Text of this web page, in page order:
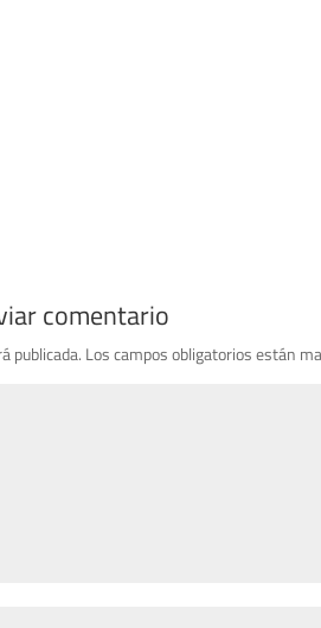
comentario
publicada. Los campos obligatorios están